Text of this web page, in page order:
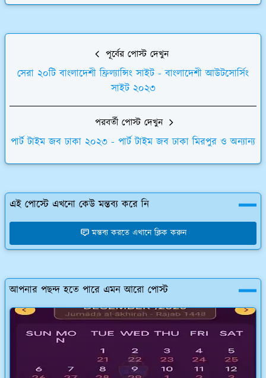
পূর্বের পোস্ট দেখুন
সেরা ২০টি বাংলাদেশী ফ্রিল্যান্সিং সাইট - বাংলাদেশী আউটসোর্সিং
সাইট ২০২৩
পরবর্তী পোস্ট দেখুন
পার্ট টাইম জব ঢাকা ২০২৩ - পার্ট টাইম জব ঢাকা মিরপুর ও অন্যান্য
এই পোস্টে এখনো কেউ মন্তব্য করে নি
মন্তব্য করতে এখানে ক্লিক করুন
আপনার পছন্দ হতে পারে এমন আরো পোস্ট